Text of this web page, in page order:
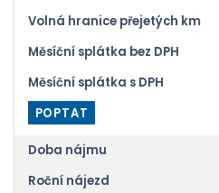
Volná hranice přejetých km
Měsíční splátka bez DPH
Měsíční splátka s DPH
POPTAT
Doba nájmu
Roční nájezd